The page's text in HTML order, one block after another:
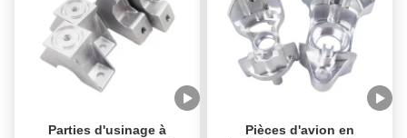
Parties d'usinage à
Pièces d'avion en